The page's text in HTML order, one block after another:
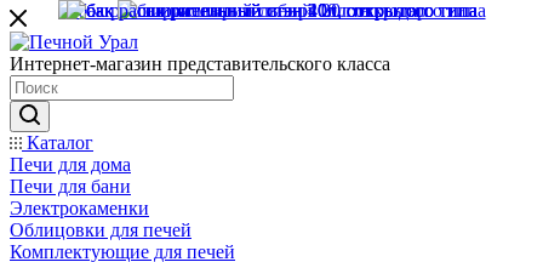
Интернет-магазин представительского класса
Каталог
Печи для дома
Печи для бани
Электрокаменки
Облицовки для печей
Комплектующие для печей